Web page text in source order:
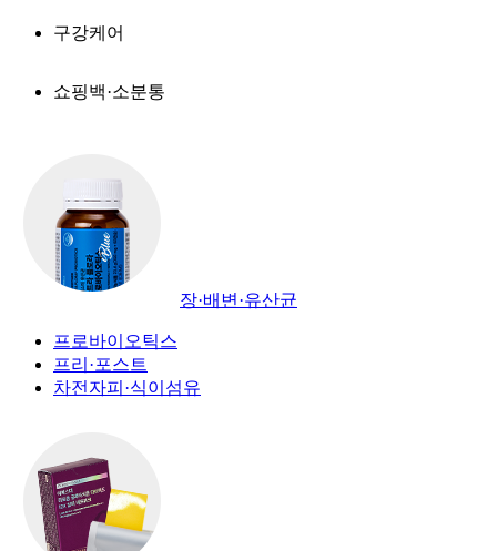
구강케어
쇼핑백·소분통
장·배변·유산균
프로바이오틱스
프리·포스트
차전자피·식이섬유